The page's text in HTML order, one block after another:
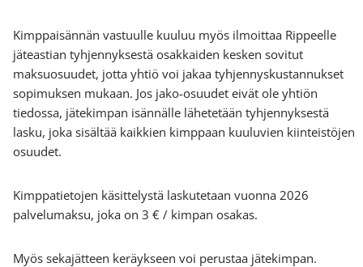
Kimppaisännän vastuulle kuuluu myös ilmoittaa Rippeelle
jäteastian tyhjennyksestä osakkaiden kesken sovitut
maksuosuudet, jotta yhtiö voi jakaa tyhjennyskustannukset
sopimuksen mukaan. Jos jako-osuudet eivät ole yhtiön
tiedossa, jätekimpan isännälle lähetetään tyhjennyksestä
lasku, joka sisältää kaikkien kimppaan kuuluvien kiinteistöjen
osuudet.
Kimppatietojen käsittelystä laskutetaan vuonna 2026
palvelumaksu, joka on 3 € / kimpan osakas.
Myös sekajätteen keräykseen voi perustaa jätekimpan.